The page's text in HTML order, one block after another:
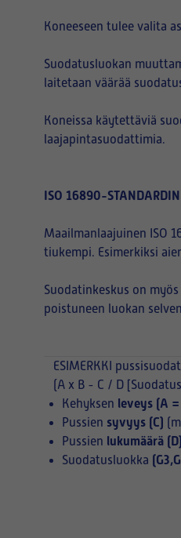
Koneeseen tulee valita
Suodatusluokan
laitetaan väärää
Koneissa käytettäviä
laajapintasuodattimia.
ISO 16890-
Maailmanlaajuinen ISO
tiukempi. Esimerkiksi
Suodatinkeskus on
poistuneen luokan
ESIMERKKI
(A x B - C / D
Kehyksen leveys (A
Pussien syvyys (C)
Pussien lukumäärä (D)
Suodatusluokka